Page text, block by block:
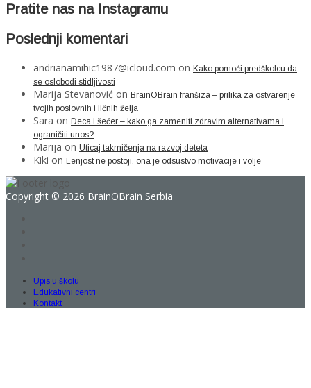
Pratite nas na Instagramu
Poslednji komentari
andrianamihic1987@icloud.com on Kako pomoći predškolcu da
se oslobodi stidljivosti
Marija Stevanović on BrainOBrain franšiza – prilika za ostvarenje
tvojih poslovnih i ličnih želja
Sara on Deca i šećer – kako ga zameniti zdravim alternativama i
ograničiti unos?
Marija on Uticaj takmičenja na razvoj deteta
Kiki on Lenjost ne postoji, ona je odsustvo motivacije i volje
Copyright © 2026 BrainOBrain Serbia
Upis u školu
Edukativni centri
Kontakt